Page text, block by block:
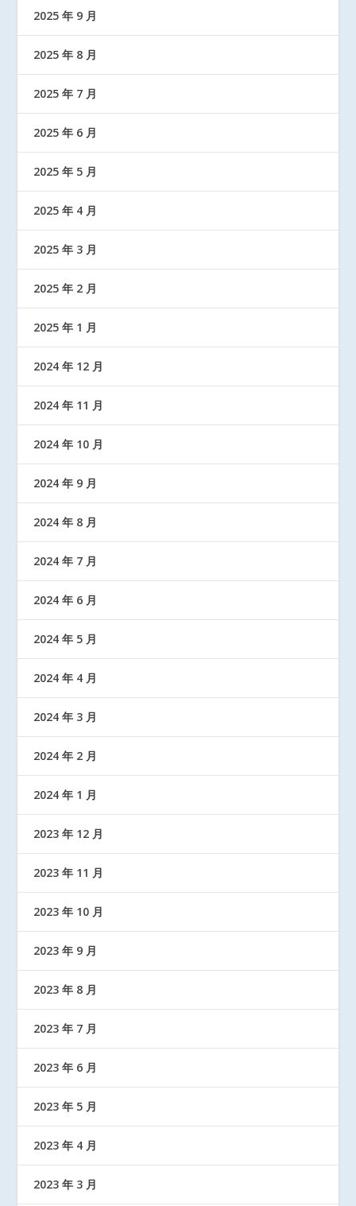
2025 年 9 月
2025 年 8 月
2025 年 7 月
2025 年 6 月
2025 年 5 月
2025 年 4 月
2025 年 3 月
2025 年 2 月
2025 年 1 月
2024 年 12 月
2024 年 11 月
2024 年 10 月
2024 年 9 月
2024 年 8 月
2024 年 7 月
2024 年 6 月
2024 年 5 月
2024 年 4 月
2024 年 3 月
2024 年 2 月
2024 年 1 月
2023 年 12 月
2023 年 11 月
2023 年 10 月
2023 年 9 月
2023 年 8 月
2023 年 7 月
2023 年 6 月
2023 年 5 月
2023 年 4 月
2023 年 3 月